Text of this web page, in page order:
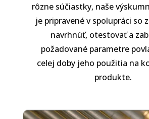
rôzne súčiastky, naše
je pripravené v spolupráci so
navrhnúť, otestovať a
požadované parametre
celej doby jeho použitia na
produkte.